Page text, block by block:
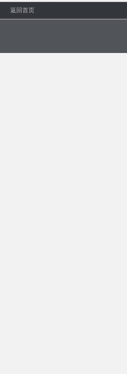
返回首页